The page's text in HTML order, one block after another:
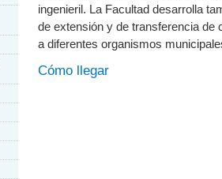
ingenieril. La Facultad desarrolla
de extensión y de transferencia
a diferentes organismos
Cómo llegar